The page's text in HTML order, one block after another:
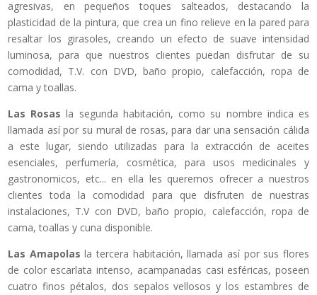
agresivas, en pequeños toques salteados, destacando la
plasticidad de la pintura, que crea un fino relieve en la pared para
resaltar los girasoles, creando un efecto de suave intensidad
luminosa, para que nuestros clientes puedan disfrutar de su
comodidad, T.V. con DVD, baño propio, calefacción, ropa de
cama y toallas.
Las Rosas la segunda habitación, como su nombre indica es
llamada así por su mural de rosas, para dar una sensación cálida
a este lugar, siendo utilizadas para la extracción de aceites
esenciales, perfumería, cosmética, para usos medicinales y
gastronomicos, etc... en ella les queremos ofrecer a nuestros
clientes toda la comodidad para que disfruten de nuestras
instalaciones, T.V con DVD, baño propio, calefacción, ropa de
cama, toallas y cuna disponible.
Las Amapolas la tercera habitación, llamada así por sus flores
de color escarlata intenso, acampanadas casi esféricas, poseen
cuatro finos pétalos, dos sepalos vellosos y los estambres de